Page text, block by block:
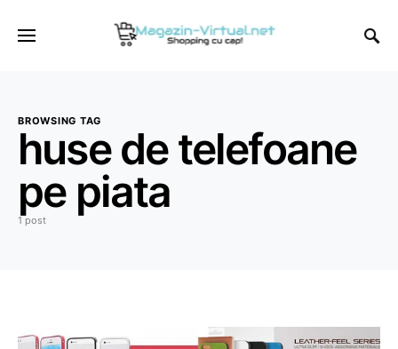
BROWSING TAG
huse de telefoane
pe piata
1 post